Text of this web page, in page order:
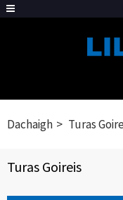
Dachaigh Turas
Turas Goireis